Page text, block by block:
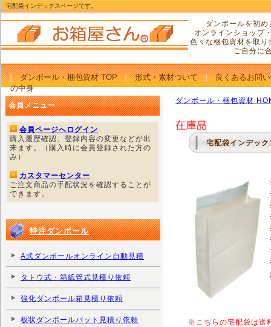
宅配袋インデックスページです。
ダンボールを初
オンラインショップ
色々な梱包資材を取
ご自分に
ダンボール・梱包資材 TOP 形式・素材ついて
良くあるお問
の中身
ダンボール・梱包資材
宅配袋インデック
※こちらの宅配袋は送
会員メニュー
会員ページへログイン
購入履歴確認、登録内容の変更などが出
来ます。（購入時に会員登録された方の
み）
カスタマーセンター
ご注文商品の手配状況を確認することが
できます。
特注ダンボール
A式ダンボールオンライン自動見積
タトウ式・箱紙管式見積り依頼
強化ダンボール箱見積り依頼
板状ダンボールパット見積り依頼